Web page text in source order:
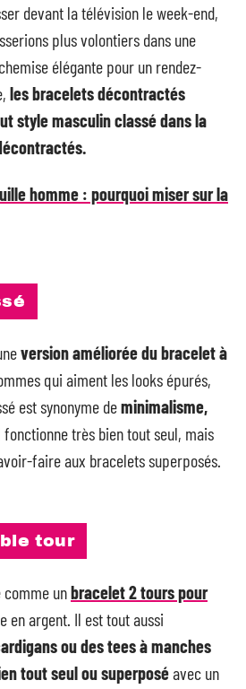
devant la télévision le week-end,
plus volontiers dans une
élégante pour un rendez-
les bracelets décontractés
style masculin classé dans la
homme : pourquoi miser sur la
version améliorée du bracelet à
qui aiment les looks épurés,
est synonyme deminimalisme,
fonctionne très bien tout seul, mais
faire aux bracelets superposés.
tour
unbracelet 2 tours pour
en argent. Il est tout aussi
ou des tees à manches
tout seul ou superposéavec un